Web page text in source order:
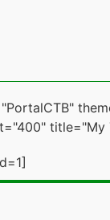
title="My